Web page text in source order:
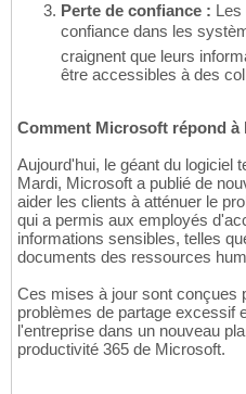
Perte de confiance : Les
confiance dans les
craignent que leurs
être accessibles à des
Comment Microsoft répond à
Aujourd'hui, le géant du logiciel
Mardi, Microsoft a publié de
aider les clients à atténuer le
qui a permis aux employés
informations sensibles, telles
documents des ressources
Ces mises à jour sont conçues
problèmes de partage excessif
l'entreprise dans un nouveau
productivité 365 de Microsoft.